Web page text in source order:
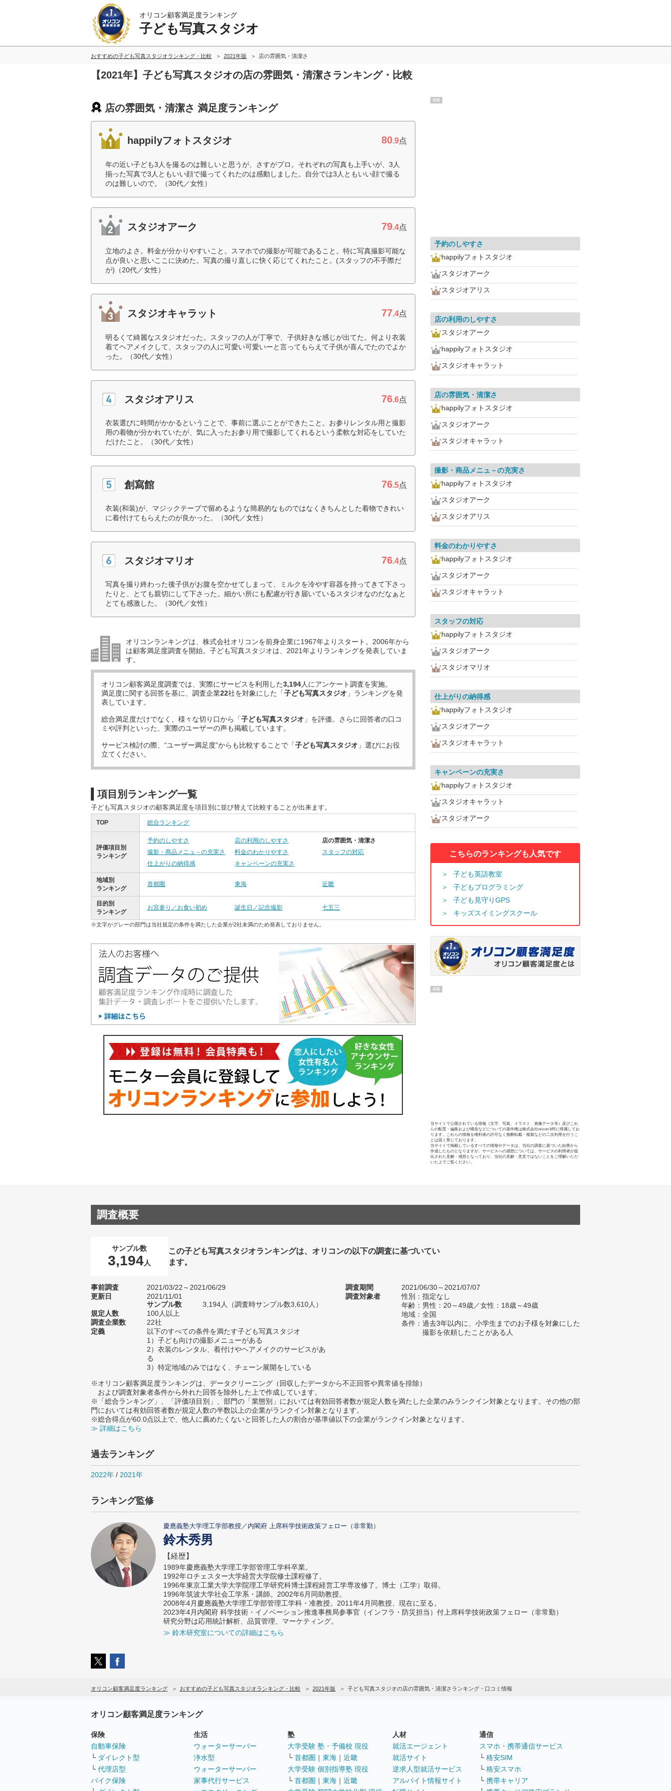
オリコン顧客満足度ランキング
子ども写真スタジオ
おすすめの子ども写真スタジオランキング・比較 2021年版 店の雰囲気・清潔さ
【2021年】子ども写真スタジオの店の雰囲気・清潔さランキング・比較
店の雰囲気・清潔さ 満足度ランキング
happilyフォトスタジオ 80.9点
年の近い子ども3人を撮るのは難しいと思うが、さすがプロ。それぞれの写真も上手いが、3人
揃った写真で3人ともいい顔で撮ってくれたのは感動しました。自分では3人ともいい顔で撮る
のは難しいので。（30代／女性）
スタジオアーク 79.4点
立地のよさ。料金が分かりやすいこと。スマホでの撮影が可能であること。特に写真撮影可能な
点が良いと思いここに決めた。写真の撮り直しに快く応じてくれたこと。(スタッフの不手際だ
が)（20代／女性）
スタジオキャラット 77.4点
明るくて綺麗なスタジオだった。スタッフの人が丁寧で、子供好きな感じが出てた。何より衣装
着てヘアメイクして、スタッフの人に可愛い可愛いーと言ってもらえて子供が喜んでたのでよか
った。（30代／女性）
スタジオアリス 76.6点
衣装選びに時間がかかるということで、事前に選ぶことができたこと。お参りレンタル用と撮影
用の着物が分かれていたが、気に入ったお参り用で撮影してくれるという柔軟な対応をしていた
だけたこと。（30代／女性）
創寫館 76.5点
衣装(和装)が、マジックテープで留めるような簡易的なものではなくきちんとした着物できれい
に着付けてもらえたのが良かった。（30代／女性）
スタジオマリオ 76.4点
写真を撮り終わった後子供がお腹を空かせてしまって、ミルクを冷やす容器を持ってきて下さっ
たりと、とても親切にして下さった。細かい所にも配慮が行き届いているスタジオなのだなぁと
とても感激した。（30代／女性）
オリコンランキングは、株式会社オリコンを前身企業に1967年よりスタート。2006年から
は顧客満足度調査を開始。子ども写真スタジオは、2021年よりランキングを発表していま
す。
オリコン顧客満足度調査では、実際にサービスを利用した3,194人にアンケート調査を実施。
満足度に関する回答を基に、調査企業22社を対象にした「子ども写真スタジオ 」ランキングを発
表しています。
総合満足度だけでなく、様々な切り口から「子ども写真スタジオ 」を評価。さらに回答者の口コ
ミや評判といった、実際のユーザーの声も掲載しています。
サービス検討の際、“ユーザー満足度”からも比較することで「子ども写真スタジオ 」選びにお役
立てください。
項目別ランキング一覧
子ども写真スタジオの顧客満足度を項目別に並び替えて比較することが出来ます。
TOP 総合ランキング
評価項目別
ランキング
予約のしやすさ 店の利用のしやすさ
店の雰囲気・清潔さ
撮影・商品メニュ－の充実さ
料金のわかりやすさ
スタッフの対応
仕上がりの納得感
キャンペーンの充実さ
地域別
ランキング
首都圏 東海 近畿
目的別
ランキング
お宮参り／お食い初め 誕生日／記念撮影 七五三
※文字がグレーの部門は当社規定の条件を満たした企業が2社未満のため発表しておりません。
PR
予約のしやすさ
happilyフォトスタジオ
スタジオアーク
スタジオアリス
店の利用のしやすさ
スタジオアーク
happilyフォトスタジオ
スタジオキャラット
店の雰囲気・清潔さ
happilyフォトスタジオ
スタジオアーク
スタジオキャラット
撮影・商品メニュ－の充実さ
happilyフォトスタジオ
スタジオアーク
スタジオアリス
料金のわかりやすさ
happilyフォトスタジオ
スタジオアーク
スタジオキャラット
スタッフの対応
happilyフォトスタジオ
スタジオアーク
スタジオマリオ
仕上がりの納得感
happilyフォトスタジオ
スタジオアーク
スタジオキャラット
キャンペーンの充実さ
happilyフォトスタジオ
スタジオキャラット
スタジオアーク
こちらのランキングも人気です
子ども英語教室
子どもプログラミング
子ども見守りGPS
キッズスイミングスクール
PR
当サイトで公開されている情報（文字、写真、イラスト、画像データ等）及びこれ
らの配置・編集および構造などについての著作権は株式会社oricon MEに帰属してお
ります。これらの情報を権利者の許可なく無断転載・複製などの二次利用を行うこ
とは固く禁じております。
当サイトで掲載しているすべての情報やデータは、当社の調査に基づいた結果から
作成したものとなりますが、サービスへの感想については、サービスの利用者が提
出された見解・感想となっており、当社の見解・意見ではないことをご理解いただ
いた上でご覧ください。
調査概要
サンプル数
3,194人
この子ども写真スタジオランキングは、オリコンの以下の調査に基づいてい
ます。
事前調査
2021/03/22～2021/06/29
更新日
2021/11/01
サンプル数
3,194人（調査時サンプル数3,610人）
規定人数
100人以上
調査企業数
22社
定義
以下のすべての条件を満たす子ども写真スタジオ
1）子ども向けの撮影メニューがある
2）衣装のレンタル、着付けやヘアメイクのサービスがあ
る
3）特定地域のみではなく、チェーン展開をしている
調査期間
2021/06/30～2021/07/07
調査対象者
性別：指定なし
年齢：男性：20～49歳／女性：18歳～49歳
地域：全国
条件：過去3年以内に、小学生までのお子様を対象にした
撮影を依頼したことがある人
※オリコン顧客満足度ランキングは、データクリーニング（回収したデータから不正回答や異常値を排除）
および調査対象者条件から外れた回答を除外した上で作成しています。
※「総合ランキング」、「評価項目別」、部門の「業態別」においては有効回答者数が規定人数を満たした企業のみランクイン対象となります。その他の部
門においては有効回答者数が規定人数の半数以上の企業がランクイン対象となります。
※総合得点が60.0点以上で、他人に薦めたくないと回答した人の割合が基準値以下の企業がランクイン対象となります。
≫ 詳細はこちら
過去ランキング
2022年 / 2021年
ランキング監修
慶應義塾大学理工学部教授／内閣府 上席科学技術政策フェロー（非常勤）
鈴木秀男
【経歴】
1989年慶應義塾大学理工学部管理工学科卒業。
1992年ロチェスター大学経営大学院修士課程修了。
1996年東京工業大学大学院理工学研究科博士課程経営工学専攻修了。博士（工学）取得。
1996年筑波大学社会工学系・講師。2002年6月同助教授。
2008年4月慶應義塾大学理工学部管理工学科・准教授。2011年4月同教授、現在に至る。
2023年4月内閣府 科学技術・イノベーション推進事務局参事官（インフラ・防災担当）付上席科学技術政策フェロー（非常勤）
研究分野は応用統計解析、品質管理、マーケティング。
≫ 鈴木研究室についての詳細はこちら
オリコン顧客満足度ランキング おすすめの子ども写真スタジオランキング・比較 2021年版 子ども写真スタジオの店の雰囲気・清潔さランキング・口コミ情報
オリコン顧客満足度ランキング
保険
自動車保険
└ ダイレクト型
└ 代理店型
バイク保険
生活
ウォーターサーバー
浄水型
ウォーターサーバー
家事代行サービス
塾
大学受験 塾・予備校 現役
└ 首都圏 ｜ 東海 ｜ 近畿
大学受験 個別指導塾 現役
└ 首都圏 ｜ 東海 ｜ 近畿
人材
就活エージェント
就活サイト
逆求人型就活サービス
アルバイト情報サイト
通信
スマホ・携帯通信サービス
└ 格安SIM
└ 格安スマホ
└ 携帯キャリア